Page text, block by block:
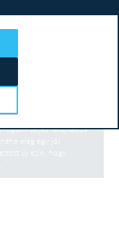
ne kezdenéd ezt az
a konyhával?
rögtön teljes felújításba
elég egy jól
új szín, hogy